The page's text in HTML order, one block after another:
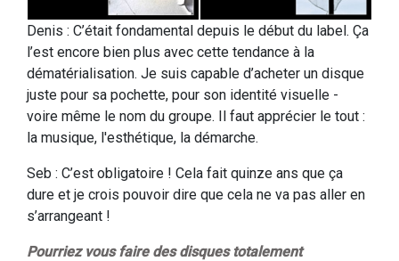
Denis : C’était fondamental depuis le début du label. Ça
l’est encore bien plus avec cette tendance à la
dématérialisation. Je suis capable d’acheter un disque
juste pour sa pochette, pour son identité visuelle -
voire même le nom du groupe. Il faut apprécier le tout :
la musique, l'esthétique, la démarche.
Seb : C’est obligatoire ! Cela fait quinze ans que ça
dure et je crois pouvoir dire que cela ne va pas aller en
s’arrangeant !
Pourriez vous faire des disques totalement